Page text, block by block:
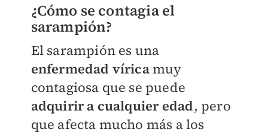
¿Cómo se contagia el
sarampión?
El sarampión es una
enfermedad víricamuy
contagiosa que se puede
adquirir a cualquier edad, pero
que afecta mucho más a los